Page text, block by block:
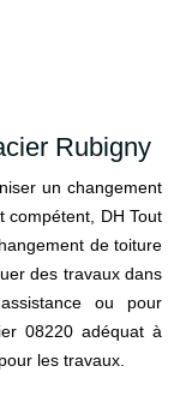
Rubigny
un changement
compétent, DH Tout
de toiture
des travaux dans
ou pour
08220 adéquat à
les travaux.